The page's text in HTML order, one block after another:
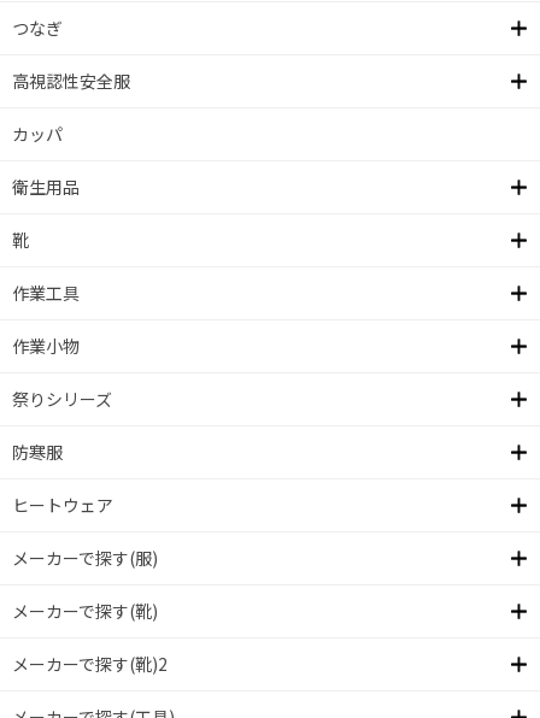
つなぎ
高視認性安全服
カッパ
衛生用品
靴
作業工具
作業小物
祭りシリーズ
防寒服
ヒートウェア
メーカーで探す(服)
メーカーで探す(靴)
メーカーで探す(靴)2